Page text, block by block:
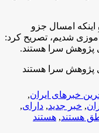
امسال جزو
شدیم، تصریح کرد:
خبرهای ایران,
, خبر جدید, دارای,
هستند, هستند